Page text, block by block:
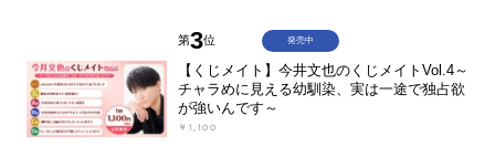
第3位
【くじメイト】今井文也のくじメイトVol.4～
チャラめに見える幼馴染、実は一途で独占欲
が強いんです～
￥1,100
発売中